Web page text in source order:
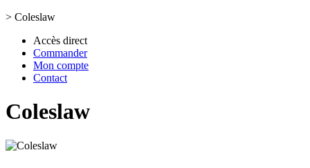
> Coleslaw
Accès direct
Commander
Mon compte
Contact
Coleslaw